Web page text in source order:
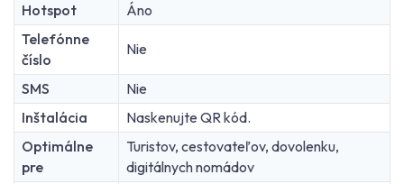
Hotspot
Áno
Telefónne
číslo
Nie
SMS
Nie
Inštalácia
Naskenujte QR kód.
Optimálne
pre
Turistov, cestovateľov, dovolenku,
digitálnych nomádov